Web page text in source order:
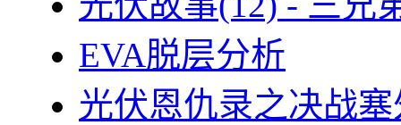
EVA脱层分析
光伏恩仇录之决战